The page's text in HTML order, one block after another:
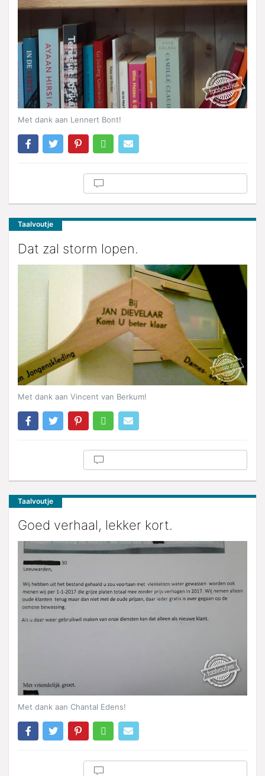
Met dank aan Lennert Bont!
Taalvoutje
Dat zal storm lopen.
Met dank aan Vincent van Berkum!
Taalvoutje
Goed verhaal, lekker kort.
Met dank aan Chantal Edens!